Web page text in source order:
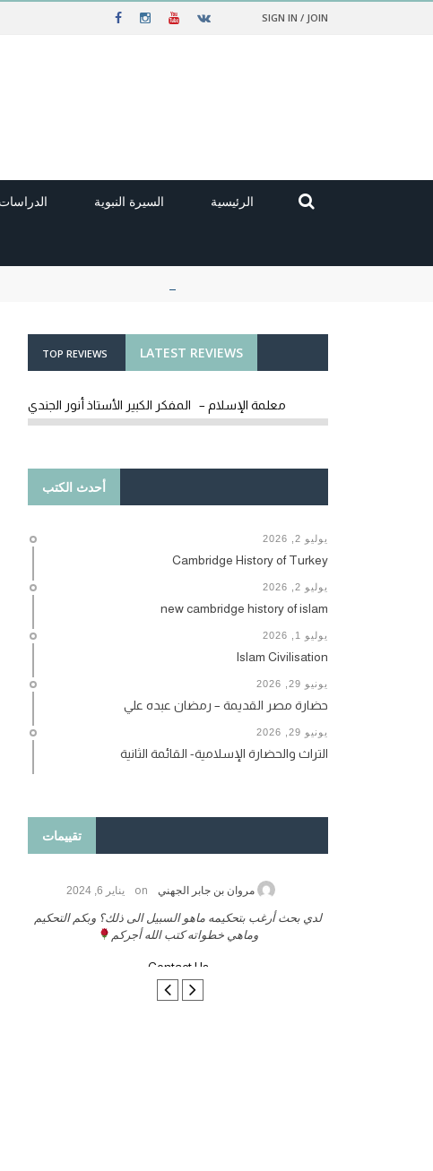
SIGN IN / JOIN
الرئيسية السيرة النبوية
LATEST REVIEWS
TOP REVIEWS
معلمة الإسلام – المفكر الكبير الأستاذ أنور الجندي
أحدث الكتب
يوليو 2, 2026
Cambridge History of Turkey
يوليو 2, 2026
new cambridge history of islam
يوليو 1, 2026
Islam Civilisation
يونيو 29, 2026
حضارة مصر القديمة – رمضان عبده علي
يونيو 29, 2026
التراث والحضارة الإسلامية- القائمة الثانية
تقييمات
مروان بن جابر الجهني on يناير 6, 2024
لدي بحث أرغب بتحكيمه ماهو السبيل الى ذلك؟ وبكم التحكيم
وماهي خطواته كتب الله أجركم
Contact Us